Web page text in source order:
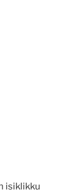
isiklikku